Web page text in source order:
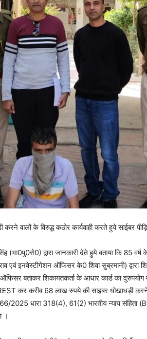
वालों के विरुद्ध कठोर कार्यवाही करते हुये साईबर
(भा0पु0से0) द्वारा जानकारी देते हुये बताया कि 85 वर्ष
एवं इनवेस्टीगेशन ऑफिसर के0 शिवा सुब्रमानी) द्वारा
बताकर शिकायतकर्ता के आधार कार्ड का दुरुपयोग
कर करीब 68 लाख रुपये की साइबर धोखाधड़ी
2025 धारा 318(4), 61(2) भारतीय न्याय संहिता
।